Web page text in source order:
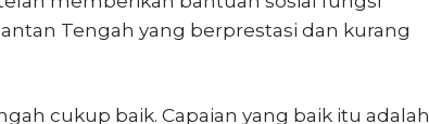
Tengah yang berprestasi dan kurang
cukup baik. Capaian yang baik itu adalah